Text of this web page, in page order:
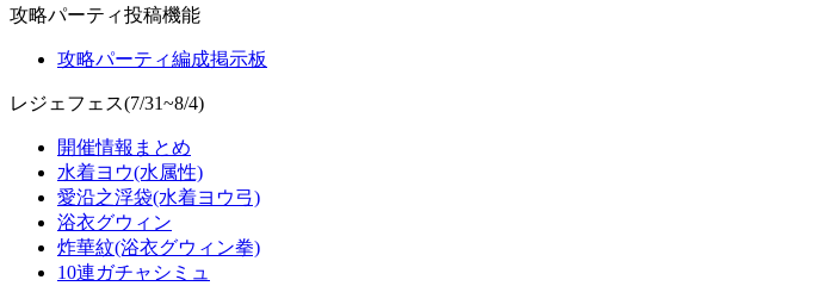
攻略パーティ投稿機能
攻略パーティ編成掲示板
レジェフェス(7/31~8/4)
開催情報まとめ
水着ヨウ(水属性)
愛沿之浮袋(水着ヨウ弓)
浴衣グウィン
炸華紋(浴衣グウィン拳)
10連ガチャシミュ